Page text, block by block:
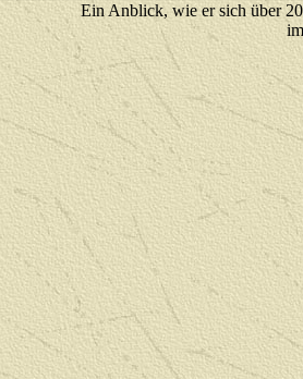
Ein Anblick, wie er sich über